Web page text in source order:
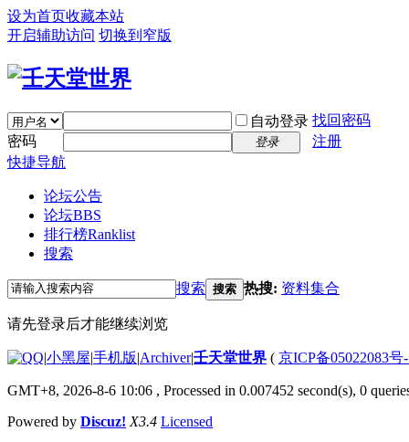
设为首页收藏本站
开启辅助访问 切换到窄版
自动登录 找回密码
密码
登录
注册
快捷导航
论坛公告
论坛BBS
排行榜Ranklist
搜索
搜索 搜索 热搜: 资料集合
请先登录后才能继续浏览
|小黑屋|手机版|Archiver|壬天堂世界 ( 京ICP备05022083号
GMT+8, 2026-8-6 10:06 , Processed in 0.007452 second(s), 0
Powered by Discuz! X3.4 Licensed